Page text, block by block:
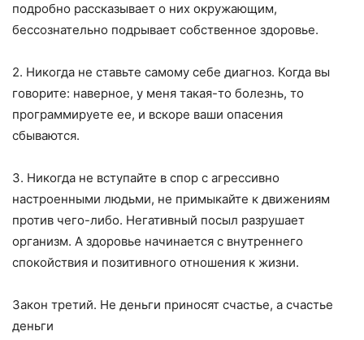
подробно рассказывает о них окружающим,
бессознательно подрывает собственное здоровье.
2. Никогда не ставьте самому себе диагноз. Когда вы
говорите: наверное, у меня такая-то болезнь, то
программируете ее, и вскоре ваши опасения
сбываются.
3. Никогда не вступайте в спор с агрессивно
настроенными людьми, не примыкайте к движениям
против чего-либо. Негативный посыл разрушает
организм. А здоровье начинается с внутреннего
спокойствия и позитивного отношения к жизни.
Закон третий. Не деньги приносят счастье, а счастье
деньги